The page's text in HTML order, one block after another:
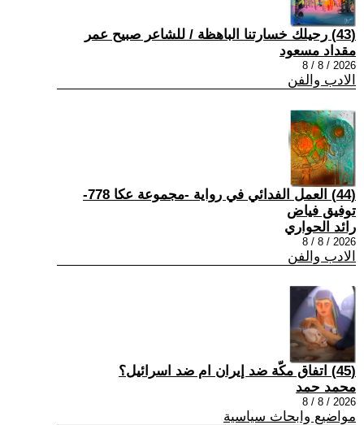
(43) رحيلك خسارتنا الباهظة / للشاعر صبيح عمر
مقداد مسعود
2026 / 8 / 8
الادب والفن
(44) العمل الفدائي في رواية -مجموعة عكا 778-
توفيق فياض
رائد الحواري
2026 / 8 / 8
الادب والفن
(45) اتفاق مكّة ضد إيران ام ضد اسرائيل؟
محمد حمد
2026 / 8 / 8
مواضيع وابحاث سياسية